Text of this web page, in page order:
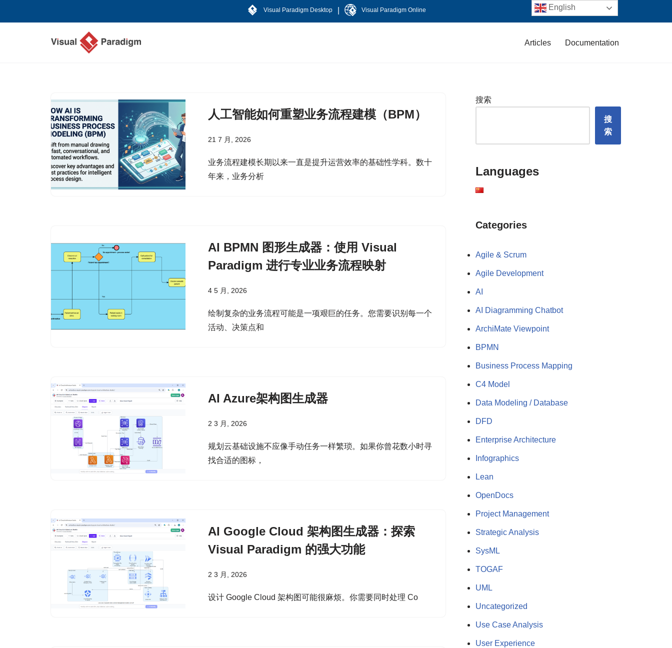
Visual Paradigm Desktop Visual Paradigm Online
Articles Documentation
人工智能如何重塑业务流程建模（BPM）
21 7 月, 2026
业务流程建模长期以来一直是提升运营效率的基础性学科。数十
年来，业务分析
AI BPMN 图形生成器：使用 Visual
Paradigm 进行专业业务流程映射
4 5 月, 2026
绘制复杂的业务流程可能是一项艰巨的任务。您需要识别每一个
活动、决策点和
AI Azure架构图生成器
2 3 月, 2026
规划云基础设施不应像手动任务一样繁琐。如果你曾花数小时寻
找合适的图标，
AI Google Cloud 架构图生成器：探索
Visual Paradigm 的强大功能
2 3 月, 2026
设计 Google Cloud 架构图可能很麻烦。你需要同时处理 Co
搜索
搜
索
Languages
Categories
Agile & Scrum
Agile Development
AI
AI Diagramming Chatbot
ArchiMate Viewpoint
BPMN
Business Process Mapping
C4 Model
Data Modeling / Database
DFD
Enterprise Architecture
Infographics
Lean
OpenDocs
Project Management
Strategic Analysis
SysML
TOGAF
UML
Uncategorized
Use Case Analysis
User Experience
English